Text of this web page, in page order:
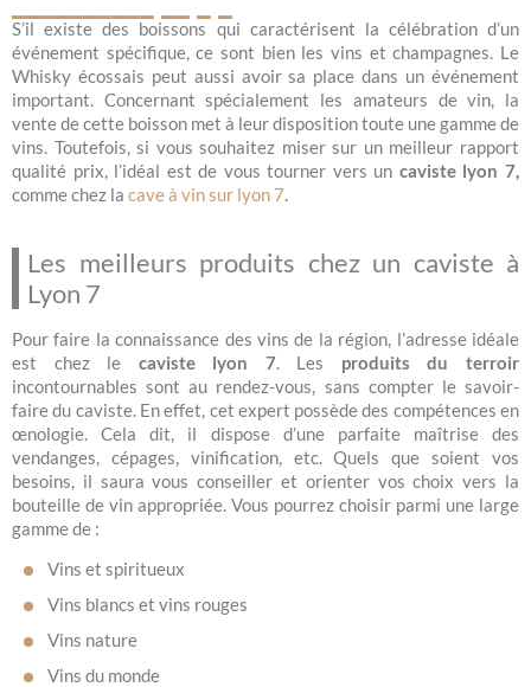
S’il existe des boissons qui caractérisent la célébration d’un
événement spécifique, ce sont bien les vins et champagnes. Le
Whisky écossais peut aussi avoir sa place dans un événement
important. Concernant spécialement les amateurs de vin, la
vente de cette boisson met à leur disposition toute une gamme de
vins. Toutefois, si vous souhaitez miser sur un meilleur rapport
qualité prix, l’idéal est de vous tourner vers un caviste lyon 7,
comme chez la cave à vin sur lyon 7
Les meilleurs produits chez un caviste à
Lyon 7
Pour faire la connaissance des vins de la région, l’adresse idéale
est chez le caviste lyon 7. Les produits du terroir
incontournables sont au rendez-vous, sans compter le savoir-
faire du caviste. En effet, cet expert possède des compétences en
œnologie. Cela dit, il dispose d’une parfaite maîtrise des
vendanges, cépages, vinification, etc. Quels que soient vos
besoins, il saura vous conseiller et orienter vos choix vers la
bouteille de vin appropriée. Vous pourrez choisir parmi une large
gamme de :
Vins et spiritueux
Vins blancs et vins rouges
Vins nature
Vins du monde